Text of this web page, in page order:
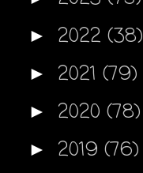
► 2022 (38)
► 2021 (79)
► 2020 (78)
► 2019 (76)